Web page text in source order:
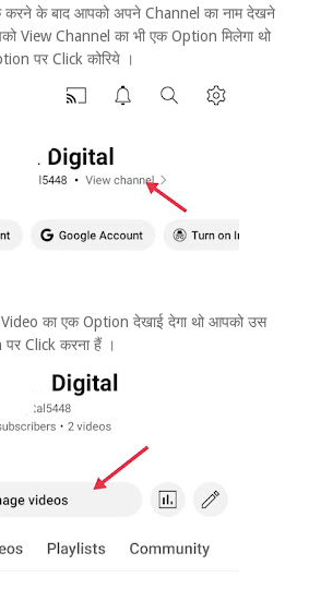
के बाद आपको अपने Channel का नाम देखने
View Channel का भी एक Option मिलेगा थो
पर Click कोरिये ।
का एक Option देखाई देगा थो आपको उस
Click करना हैं ।